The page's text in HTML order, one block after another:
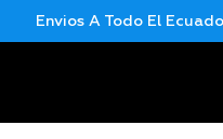
Envios A Todo El Ecuador